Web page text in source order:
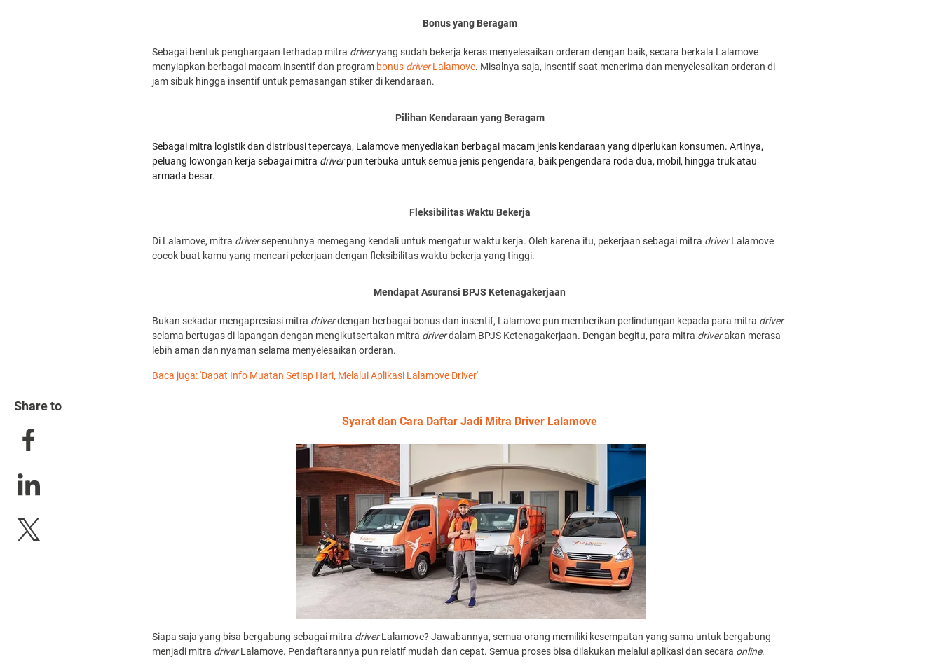
Bonus yang Beragam
Sebagai bentuk penghargaan terhadap mitra driveryang sudah bekerja keras menyelesaikan orderan dengan baik, secara berkala Lalamove
menyiapkan berbagai macam insentif dan program bonus driverLalamove. Misalnya saja, insentif saat menerima dan menyelesaikan orderan di
jam sibuk hingga insentif untuk pemasangan stiker di kendaraan.
Pilihan Kendaraan yang Beragam
Sebagai mitra logistik dan distribusi tepercaya, Lalamove menyediakan berbagai macam jenis kendaraan yang diperlukan konsumen. Artinya,
peluang lowongan kerja sebagai mitra driverpun terbuka untuk semua jenis pengendara, baik pengendara roda dua, mobil, hingga truk atau
armada besar.
Fleksibilitas Waktu Bekerja
Di Lalamove, mitra driversepenuhnya memegang kendali untuk mengatur waktu kerja. Oleh karena itu, pekerjaan sebagai mitra driverLalamove
cocok buat kamu yang mencari pekerjaan dengan fleksibilitas waktu bekerja yang tinggi.
Mendapat Asuransi BPJS Ketenagakerjaan
Bukan sekadar mengapresiasi mitra driverdengan berbagai bonus dan insentif, Lalamove pun memberikan perlindungan kepada para mitra driver
selama bertugas di lapangan dengan mengikutsertakan mitra driverdalam BPJS Ketenagakerjaan. Dengan begitu, para mitra driverakan merasa
lebih aman dan nyaman selama menyelesaikan orderan.
Baca juga: 'Dapat Info Muatan Setiap Hari, Melalui Aplikasi Lalamove Driver'
Syarat dan Cara Daftar Jadi Mitra Driver Lalamove
Siapa saja yang bisa bergabung sebagai mitra driverLalamove? Jawabannya, semua orang memiliki kesempatan yang sama untuk bergabung
menjadi mitra driverLalamove. Pendaftarannya pun relatif mudah dan cepat. Semua proses bisa dilakukan melalui aplikasi dan secara online.
Share to